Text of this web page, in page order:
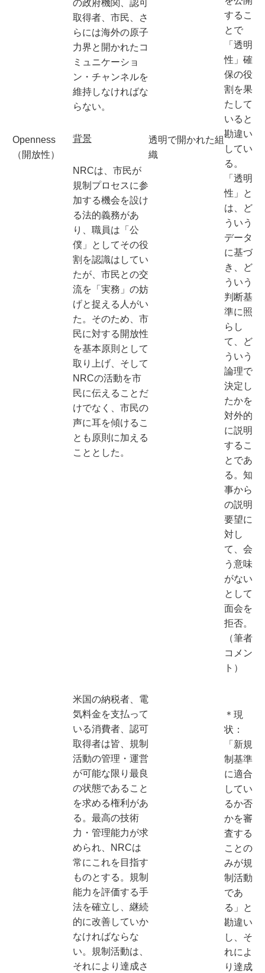
Openness
（開放性）
の政府機関、認可
取得者、市民、さ
らには海外の原子
力界と開かれたコ
ミュニケーショ
ン・チャンネルを
維持しなければな
らない。
背景
NRCは、市民が
規制プロセスに参
加する機会を設け
る法的義務があ
り、職員は「公
僕」としてその役
割を認識はしてい
たが、市民との交
流を「実務」の妨
げと捉える人がい
た。そのため、市
民に対する開放性
を基本原則として
取り上げ、そして
NRCの活動を市
民に伝えることだ
けでなく、市民の
声に耳を傾けるこ
とも原則に加える
こととした。
透明で開かれた組
織
するこ
とで
「透明
性」確
保の役
割を果
たして
いると
勘違い
してい
る。
「透明
性」と
は、ど
ういう
データ
に基づ
き、ど
ういう
判断基
準に照
らし
て、ど
ういう
論理で
決定し
たかを
対外的
に説明
するこ
とであ
る。知
事から
の説明
要望に
対し
て、会
う意味
がない
として
面会を
拒否。
（筆者
コメン
ト）
米国の納税者、電
気料金を支払って
いる消費者、認可
取得者は皆、規制
活動の管理・運営
が可能な限り最良
の状態であること
を求める権利があ
る。最高の技術
力・管理能力が求
められ、NRCは
常にこれを目指す
ものとする。規制
能力を評価する手
法を確立し、継続
的に改善していか
なければならな
い。規制活動は、
それにより達成さ
＊現
状：
「新規
制基準
に適合
してい
るか否
かを審
査する
ことの
みが規
制活動
であ
る」と
勘違い
し、そ
れによ
り達成